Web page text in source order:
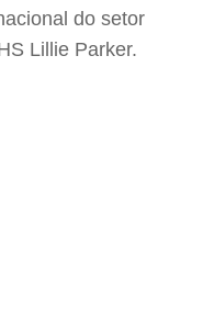
do setor
Lillie Parker.